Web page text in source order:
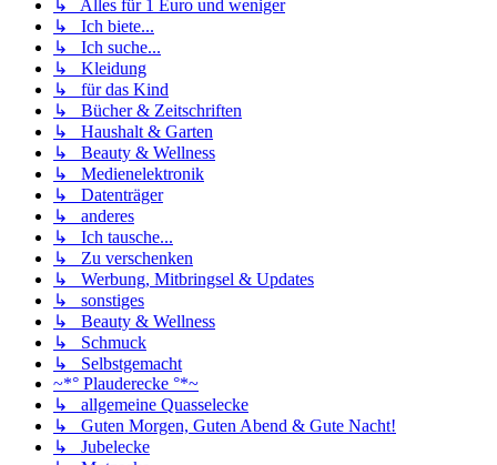
↳ Alles für 1 Euro und weniger
↳ Ich biete...
↳ Ich suche...
↳ Kleidung
↳ für das Kind
↳ Bücher & Zeitschriften
↳ Haushalt & Garten
↳ Beauty & Wellness
↳ Medienelektronik
↳ Datenträger
↳ anderes
↳ Ich tausche...
↳ Zu verschenken
↳ Werbung, Mitbringsel & Updates
↳ sonstiges
↳ Beauty & Wellness
↳ Schmuck
↳ Selbstgemacht
~*° Plauderecke °*~
↳ allgemeine Quasselecke
↳ Guten Morgen, Guten Abend & Gute Nacht!
↳ Jubelecke